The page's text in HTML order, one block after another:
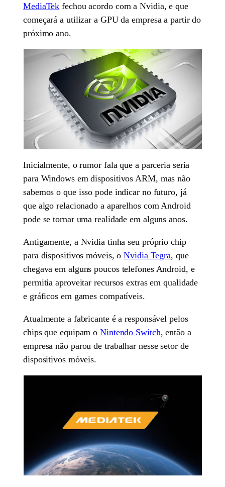
MediaTek fechou acordo com a Nvidia, e que
começará a utilizar a GPU da empresa a partir do
próximo ano.
Inicialmente, o rumor fala que a parceria seria
para Windows em dispositivos ARM, mas não
sabemos o que isso pode indicar no futuro, já
que algo relacionado a aparelhos com Android
pode se tornar uma realidade em alguns anos.
Antigamente, a Nvidia tinha seu próprio chip
para dispositivos móveis, oNvidia Tegra, que
chegava em alguns poucos telefones Android, e
permitia aproveitar recursos extras em qualidade
e gráficos em games compatíveis.
Atualmente a fabricante é a responsável pelos
chips que equipam oNintendo Switch, então a
empresa não parou de trabalhar nesse setor de
dispositivos móveis.